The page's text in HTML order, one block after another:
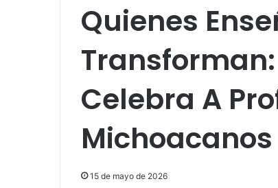
Quienes
Celebra A
Michoacanos
15 de mayo de 2026